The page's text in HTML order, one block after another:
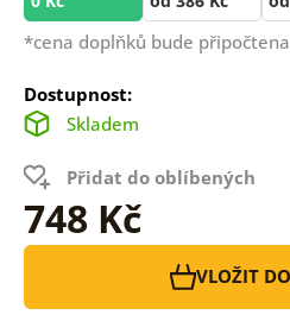
*cena doplňků bude
Dostupnost:
Skladem
Přidat do oblíbených
748 Kč
VLOŽIT